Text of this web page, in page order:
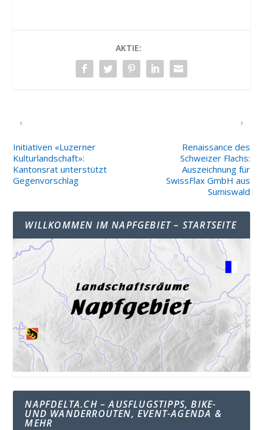
AKTIE:
Initiativen «Luzerner
Kulturlandschaft»:
Kantonsrat unterstützt
Gegenvorschlag
Renaissance des
Schweizer Flachs:
Auszeichnung für
SwissFlax GmbH aus
Sumiswald
WILLKOMMEN IM NAPFGEBIET – STARTSEITE
NAPFDELTA.CH – AUSFLUGSTIPPS, BIKE-
UND WANDERROUTEN, EVENT-AGENDA &
MEHR